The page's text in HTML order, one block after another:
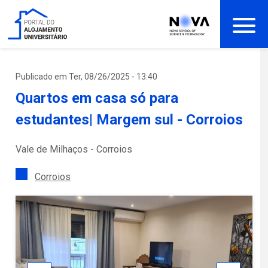
Passar
para
principal
Publicado em Ter, 08/26/2025 - 13:40
Quartos em casa só para
estudantes| Margem sul - Corroios
Vale de Milhaços - Corroios
Corroios